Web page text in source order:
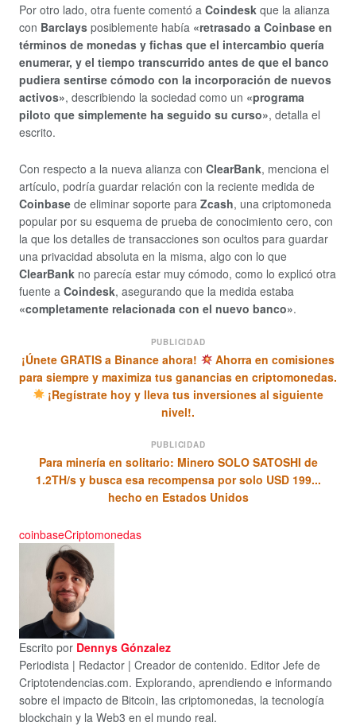
Por otro lado, otra fuente comentó a Coindesk que la alianza
con Barclays posiblemente había «retrasado a Coinbase en
términos de monedas y fichas que el intercambio quería
enumerar, y el tiempo transcurrido antes de que el banco
pudiera sentirse cómodo con la incorporación de nuevos
activos», describiendo la sociedad como un «programa
piloto que simplemente ha seguido su curso», detalla el
escrito.
Con respecto a la nueva alianza con ClearBank, menciona el
artículo, podría guardar relación con la reciente medida de
Coinbase de eliminar soporte para Zcash, una criptomoneda
popular por su esquema de prueba de conocimiento cero, con
la que los detalles de transacciones son ocultos para guardar
una privacidad absoluta en la misma, algo con lo que
ClearBank no parecía estar muy cómodo, como lo explicó otra
fuente a Coindesk, asegurando que la medida estaba
«completamente relacionada con el nuevo banco».
PUBLICIDAD
¡Únete GRATIS a Binance ahora!
Ahorra en comisiones
para siempre y maximiza tus ganancias en criptomonedas.
¡Regístrate hoy y lleva tus inversiones al siguiente
nivel!.
PUBLICIDAD
Para minería en solitario: Minero SOLO SATOSHI de
1.2TH/s y busca esa recompensa por solo USD 199...
hecho en Estados Unidos
coinbaseCriptomonedas
Escrito por Dennys Gónzalez
Periodista | Redactor | Creador de contenido. Editor Jefe de
Criptotendencias.com. Explorando, aprendiendo e informando
sobre el impacto de Bitcoin, las criptomonedas, la tecnología
blockchain y la Web3 en el mundo real.